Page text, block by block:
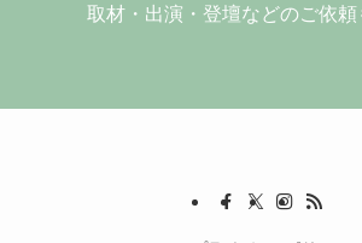
取材・出演・登壇などのご依頼